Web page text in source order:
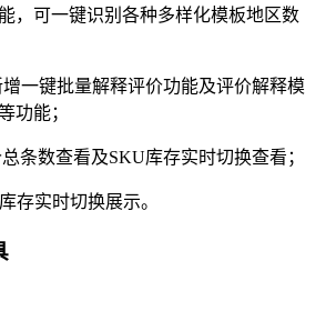
，可一键识别各种多样化模板地区数
一键批量解释评价功能及评价解释模
功能；
条数查看及SKU库存实时切换查看；
存实时切换展示。